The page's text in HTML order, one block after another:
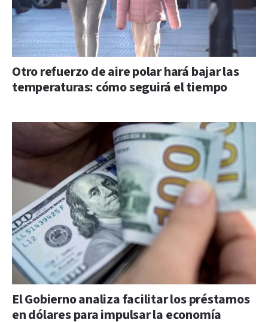
Otro refuerzo de aire polar hará bajar las
temperaturas: cómo seguirá el tiempo
El Gobierno analiza facilitar los préstamos
en dólares para impulsar la economía